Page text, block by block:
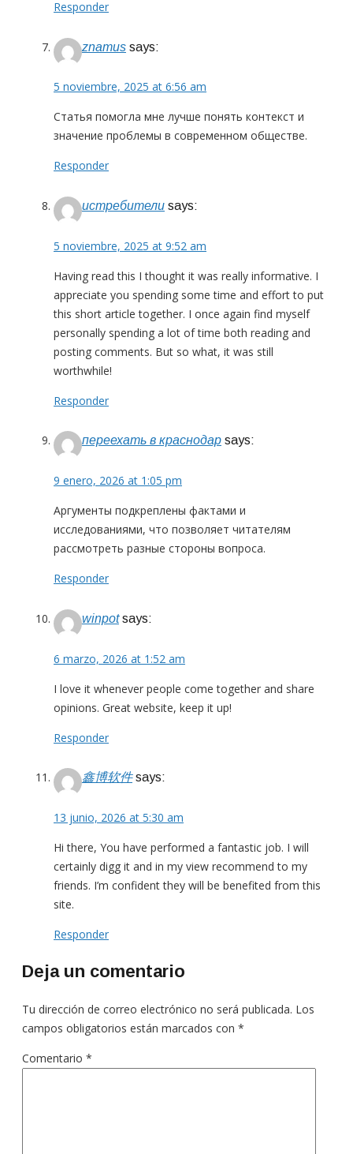
Responder
znamus says:
5 noviembre, 2025 at 6:56 am
Статья помогла мне лучше понять контекст и
значение проблемы в современном обществе.
Responder
истребители says:
5 noviembre, 2025 at 9:52 am
Having read this I thought it was really informative. I
appreciate you spending some time and effort to put
this short article together. I once again find myself
personally spending a lot of time both reading and
posting comments. But so what, it was still
worthwhile!
Responder
переехать в краснодар says:
9 enero, 2026 at 1:05 pm
Аргументы подкреплены фактами и
исследованиями, что позволяет читателям
рассмотреть разные стороны вопроса.
Responder
winpot says:
6 marzo, 2026 at 1:52 am
I love it whenever people come together and share
opinions. Great website, keep it up!
Responder
鑫博软件 says:
13 junio, 2026 at 5:30 am
Hi there, You have performed a fantastic job. I will
certainly digg it and in my view recommend to my
friends. I’m confident they will be benefited from this
site.
Responder
Deja un comentario
Tu dirección de correo electrónico no será publicada. Los
campos obligatorios están marcados con *
Comentario *